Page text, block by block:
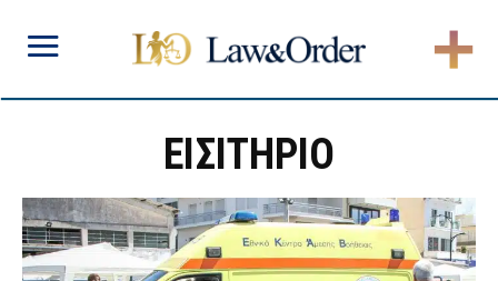
ΕΙΣΙΤΗΡΙΟ